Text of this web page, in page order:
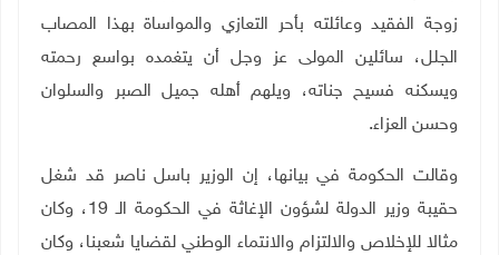
زوجة الفقيد وعائلته بأحر التعازي والمواساة بهذا المصاب
الجلل، سائلين المولى عز وجل أن يتغمده بواسع رحمته
ويسكنه فسيح جناته، ويلهم أهله جميل الصبر والسلوان
وحسن العزاء.
وقالت الحكومة في بيانها، إن الوزير باسل ناصر قد شغل
حقيبة وزير الدولة لشؤون الإغاثة في الحكومة الـ 19، وكان
مثالا للإخلاص والالتزام والانتماء الوطني لقضايا شعبنا، وكان